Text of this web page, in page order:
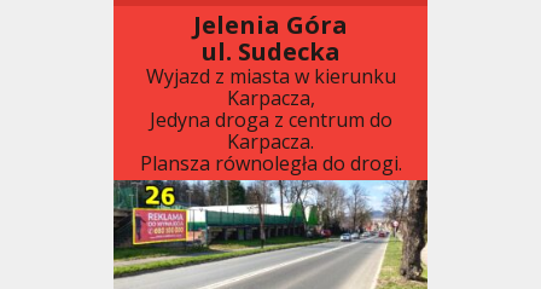
Jelenia Góra
ul. Sudecka
Wyjazd z miasta w kierunku
Karpacza,
Jedyna droga z centrum do
Karpacza.
Plansza równoległa do drogi.